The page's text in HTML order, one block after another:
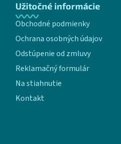
Užitočné informácie
Obchodné podmienky
Ochrana osobných údajov
Odstúpenie od zmluvy
Reklamačný formulár
Na stiahnutie
Kontakt